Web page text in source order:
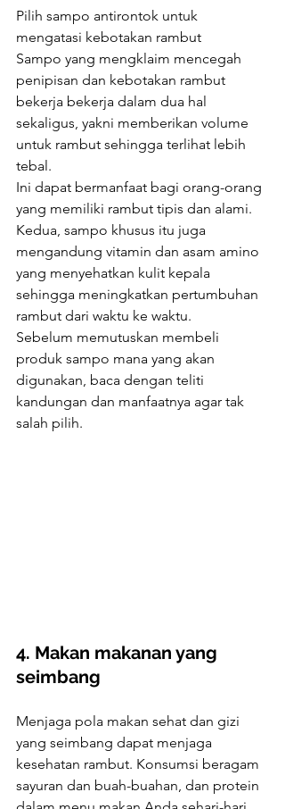
Pilih sampo antirontok untuk
mengatasi kebotakan rambut
Sampo yang mengklaim mencegah
penipisan dan kebotakan rambut
bekerja bekerja dalam dua hal
sekaligus, yakni memberikan volume
untuk rambut sehingga terlihat lebih
tebal.
Ini dapat bermanfaat bagi orang-orang
yang memiliki rambut tipis dan alami.
Kedua, sampo khusus itu juga
mengandung vitamin dan asam amino
yang menyehatkan kulit kepala
sehingga meningkatkan pertumbuhan
rambut dari waktu ke waktu.
Sebelum memutuskan membeli
produk sampo mana yang akan
digunakan, baca dengan teliti
kandungan dan manfaatnya agar tak
salah pilih.
4. Makan makanan yang
seimbang
Menjaga pola makan sehat dan gizi
yang seimbang dapat menjaga
kesehatan rambut. Konsumsi beragam
sayuran dan buah-buahan, dan protein